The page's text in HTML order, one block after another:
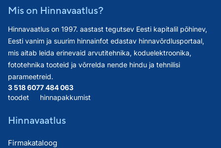
Mis on Hinnavaatlus?
Hinnavaatlus on 1997. aastast tegutsev Eesti kapitalil põhinev,
Eesti vanim ja suurim hinnainfot edastav hinnavõrdlusportaal,
mis aitab leida erinevaid arvutitehnika, koduelektroonika,
fototehnika tooteid ja võrrelda nende hindu ja tehnilisi
parameetreid.
3 518 607
toodet
7 484 063
hinnapakkumist
Hinnavaatlus
Firmakataloog